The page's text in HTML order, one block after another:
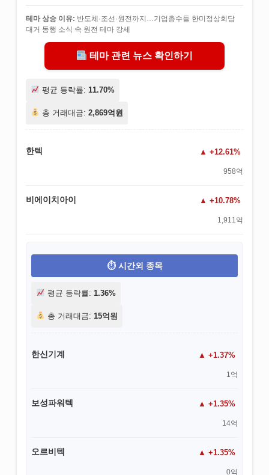
테마 상승 이유: 반도체·조선·원전까지…기업총수들 한미정상회담
대거 동행 소식 속 원전 테마 강세
테마 관련 뉴스 확인하기
평균 등락률: 11.70%
총 거래대금: 2,869억원
한텍 +12.61%
958억
비에이치아이 +10.78%
1,911억
시간외 종목
평균 등락률: 1.36%
총 거래대금: 15억원
한신기계 +1.37%
1억
보성파워텍 +1.35%
14억
오르비텍 +1.35%
0억